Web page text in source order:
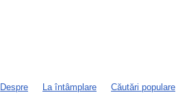
Despre La întâmplare Căutări populare